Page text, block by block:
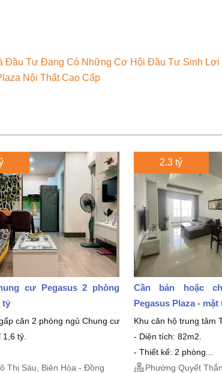
Đầu Tư Đang Có Những Cơ Hội Đầu Tư Sinh Lợi
Nội Thất Cao Cấp
cư Pegasus 2 phòng
tỷ
căn 2 phòng ngủ Chung cư
tỷ.
Thị Sáu, Biên Hòa - Đồng
2.3 tỷ
Cần bán hoặc
Pegasus Plaza -
Khu căn hộ trung tâm
- Diện tích: 82m2.
- Thiết kế: 2 phòng...
Phường Quyết